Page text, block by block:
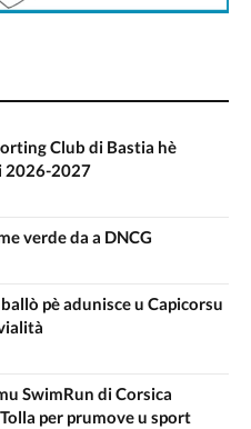
Club di Bastia hè
2026-2027
verde da a DNCG
pè adunisce u Capicorsu
SwimRun di Corsica
per prumove u sport